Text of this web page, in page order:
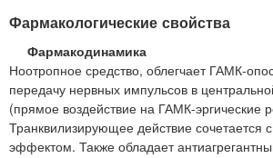
Фармакологические свойства
Фармакодинамика
Ноотропное средство, облегчает ГАМК-
передачу нервных импульсов в
(прямое воздействие на ГАМК-эргические
Транквилизирующее действие сочетается
эффектом. Также обладает